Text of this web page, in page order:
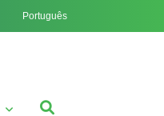
Português